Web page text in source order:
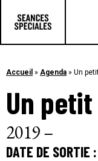
Accueil » Agenda » Un
Un
2019 –
DATE DE